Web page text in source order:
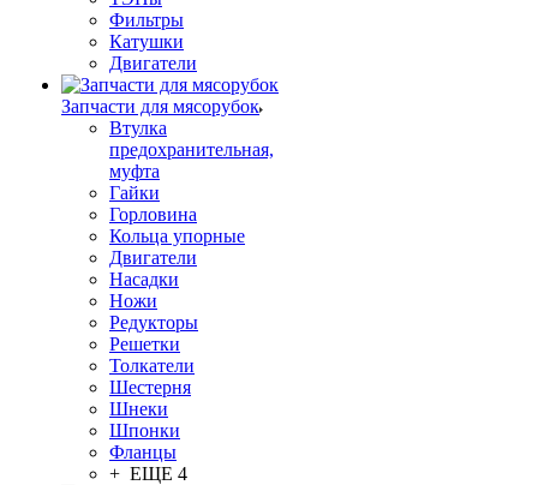
Фильтры
Катушки
Двигатели
Запчасти для мясорубок
Втулка
предохранительная,
муфта
Гайки
Горловина
Кольца упорные
Двигатели
Насадки
Ножи
Редукторы
Решетки
Толкатели
Шестерня
Шнеки
Шпонки
Фланцы
+ ЕЩЕ 4